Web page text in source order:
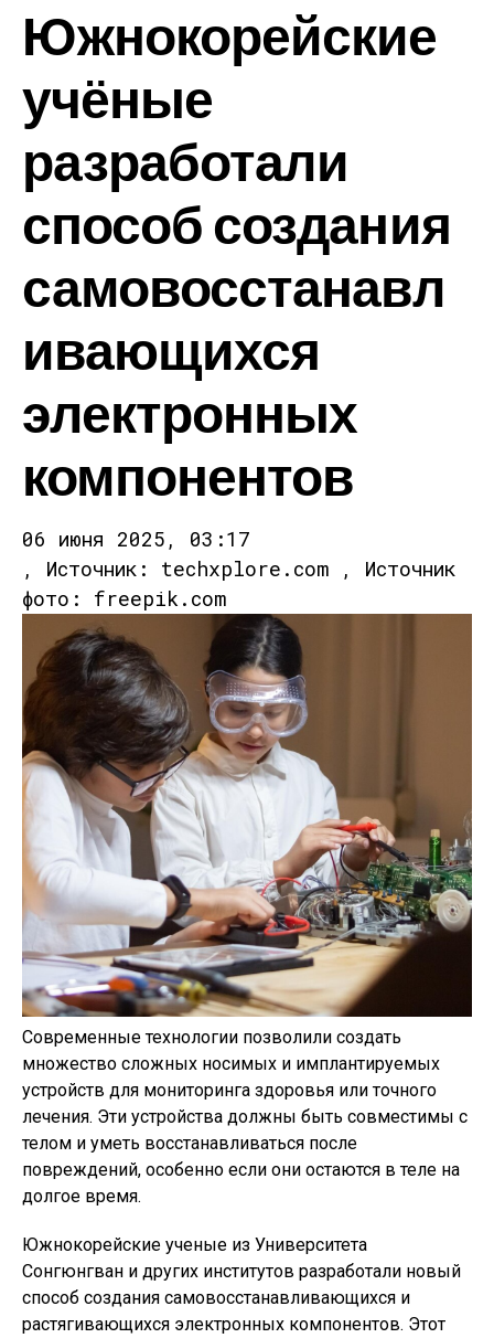
Южнокорейские
учёные
разработали
способ создания
самовосстанавл
ивающихся
электронных
компонентов
06 июня 2025, 03:17
, Источник: techxplore.com , Источник
фото: freepik.com
Современные технологии позволили создать
множество сложных носимых и имплантируемых
устройств для мониторинга здоровья или точного
лечения. Эти устройства должны быть совместимы с
телом и уметь восстанавливаться после
повреждений, особенно если они остаются в теле на
долгое время.
Южнокорейские ученые из Университета
Сонгюнгван и других институтов разработали новый
способ создания самовосстанавливающихся и
растягивающихся электронных компонентов. Этот